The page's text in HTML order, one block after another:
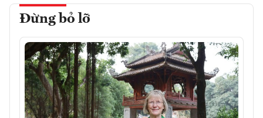
Đừng bỏ lỡ